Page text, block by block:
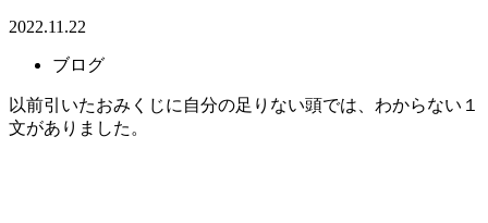
2022.11.22
ブログ
以前引いたおみくじに自分の足りない頭では、わからない１
文がありました。